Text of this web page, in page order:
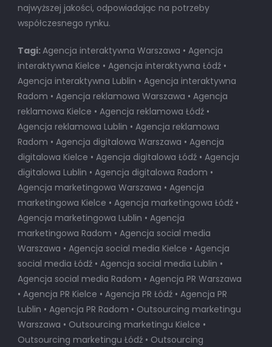
najwyższej jakości, odpowiadając na potrzeby
współczesnego rynku.
Tagi:Agencja interaktywna Warszawa • Agencja
interaktywna Kielce • Agencja interaktywna Łódź •
Agencja interaktywna Lublin • Agencja interaktywna
Radom • Agencja reklamowa Warszawa • Agencja
reklamowa Kielce • Agencja reklamowa Łódź •
Agencja reklamowa Lublin • Agencja reklamowa
Radom • Agencja digitalowa Warszawa • Agencja
digitalowa Kielce • Agencja digitalowa Łódź • Agencja
digitalowa Lublin • Agencja digitalowa Radom •
Agencja marketingowa Warszawa • Agencja
marketingowa Kielce • Agencja marketingowa Łódź •
Agencja marketingowa Lublin • Agencja
marketingowa Radom • Agencja social media
Warszawa • Agencja social media Kielce • Agencja
social media Łódź • Agencja social media Lublin •
Agencja social media Radom • Agencja PR Warszawa
• Agencja PR Kielce • Agencja PR Łódź • Agencja PR
Lublin • Agencja PR Radom • Outsourcing marketingu
Warszawa • Outsourcing marketingu Kielce •
Outsourcing marketingu Łódź • Outsourcing